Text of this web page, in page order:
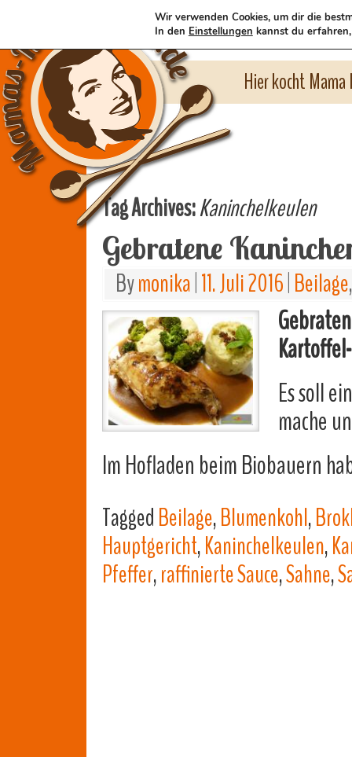
Hier kocht
Tag Archives:Kaninchelkeulen
Gebratene
Bymonika 11. Juli 2016 Beilage
Es soll
mache
Im Hofladen beim Biobauern
TaggedBeilage,Blumenkohl,
Hauptgericht,Kaninchelkeulen,
Pfeffer,raffinierte Sauce,Sahne,
Wir verwenden Cookies, um dir die
In den Einstellungen kannst du